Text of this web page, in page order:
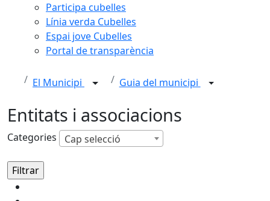
Participa cubelles
Línia verda Cubelles
Espai jove Cubelles
Portal de transparència
El Municipi Guia del municipi
Entitats i associacions
Categories Cap selecció